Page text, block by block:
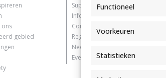
Functioneel
Voorkeuren
Statistieken
ons
gebied
Supplier Information
Information for Candidates
Contact Information
Register Information
Newsletter Information
Events Information